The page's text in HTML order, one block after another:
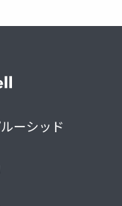
ーシッド